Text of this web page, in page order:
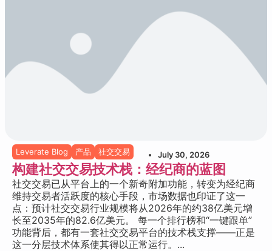
Leverate Blog 产品 社交交易 July 30, 2026
构建社交交易技术栈：经纪商的蓝图
社交交易已从平台上的一个新奇附加功能，转变为经纪商
维持交易者活跃度的核心手段，市场数据也印证了这一
点：预计社交交易行业规模将从2026年的约38亿美元增
长至2035年的82.6亿美元。 每一个排行榜和“一键跟单”
功能背后，都有一套社交交易平台的技术栈支撑——正是
这一分层技术体系使其得以正常运行。...